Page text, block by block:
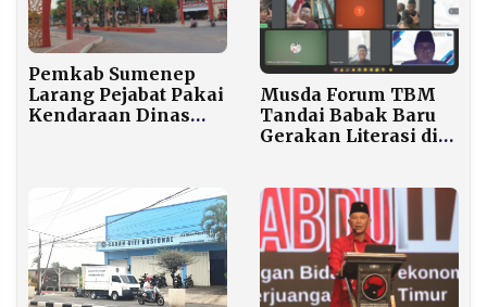
Pangan Nasional
Pemkab Sumenep
Larang Pejabat Pakai
Kendaraan Dinas
Musda Forum TBM
Tandai Babak Baru
Gerakan Literasi di